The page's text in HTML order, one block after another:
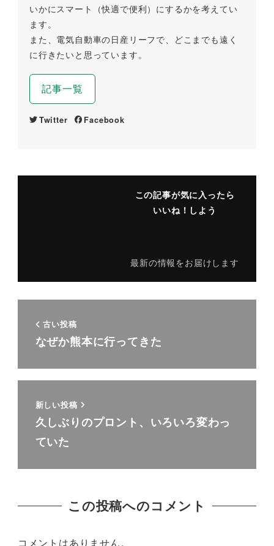
いかにスマート（快適で便利）にするかを考えてい
ます。
また、電気自動車の日産リーフで、どこまでも遠く
に行きたいと思っています。
記事一覧
Twitter Facebook
この記事が気に入ったら
いいね！しよう
最新の情報をお届けします
古い投稿
なぜか熊本に行ってきた
新しい投稿
久しぶりのプロント、いろいろ変わっ
ていた
この投稿へのコメント
コメントはありません。